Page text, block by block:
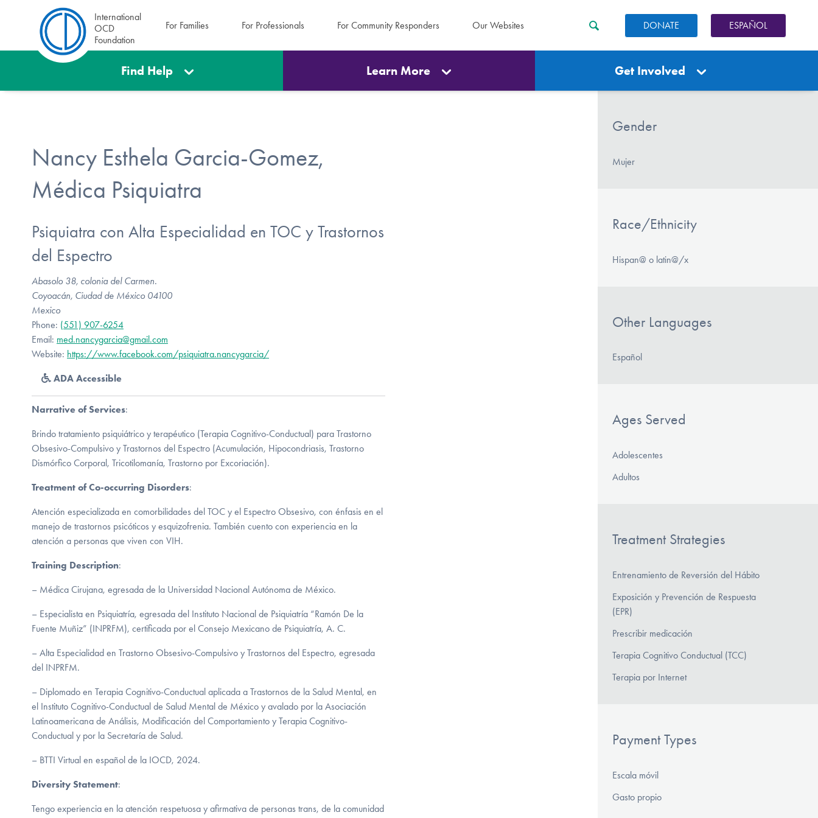
International
OCD
Foundation
For Families For Professionals For Community Responders Our Websites DONATE ESPAÑOL
Find Help Learn More Get Involved
Nancy Esthela Garcia-Gomez,
Médica Psiquiatra
Psiquiatra con Alta Especialidad en TOC y Trastornos
del Espectro
Abasolo 38, colonia del Carmen.
Coyoacán, Ciudad de México 04100
Mexico
Phone: (551) 907-6254
Email: med.nancygarcia@gmail.com
Website: https://www.facebook.com/psiquiatra.nancygarcia/
ADA Accessible
Narrative of Services:
Brindo tratamiento psiquiátrico y terapéutico (Terapia Cognitivo-Conductual) para Trastorno
Obsesivo-Compulsivo y Trastornos del Espectro (Acumulación, Hipocondriasis, Trastorno
Dismórfico Corporal, Tricotilomanía, Trastorno por Excoriación).
Treatment of Co-occurring Disorders:
Atención especializada en comorbilidades del TOC y el Espectro Obsesivo, con énfasis en el
manejo de trastornos psicóticos y esquizofrenia. También cuento con experiencia en la
atención a personas que viven con VIH.
Training Description:
– Médica Cirujana, egresada de la Universidad Nacional Autónoma de México.
– Especialista en Psiquiatría, egresada del Instituto Nacional de Psiquiatría “Ramón De la
Fuente Muñiz” (INPRFM), certificada por el Consejo Mexicano de Psiquiatría, A. C.
– Alta Especialidad en Trastorno Obsesivo-Compulsivo y Trastornos del Espectro, egresada
del INPRFM.
– Diplomado en Terapia Cognitivo-Conductual aplicada a Trastornos de la Salud Mental, en
el Instituto Cognitivo-Conductual de Salud Mental de México y avalado por la Asociación
Latinoamericana de Análisis, Modificación del Comportamiento y Terapia Cognitivo-
Conductual y por la Secretaría de Salud.
– BTTI Virtual en español de la IOCD, 2024.
Diversity Statement:
Tengo experiencia en la atención respetuosa y afirmativa de personas trans, de la comunidad
Gender
Mujer
Race/Ethnicity
Hispan@ o latin@/x
Other Languages
Español
Ages Served
Adolescentes
Adultos
Treatment Strategies
Entrenamiento de Reversión del Hábito
Exposición y Prevención de Respuesta
(EPR)
Prescribir medicación
Terapia Cognitivo Conductual (TCC)
Terapia por Internet
Payment Types
Escala móvil
Gasto propio